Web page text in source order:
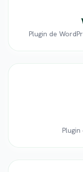
Plugin de